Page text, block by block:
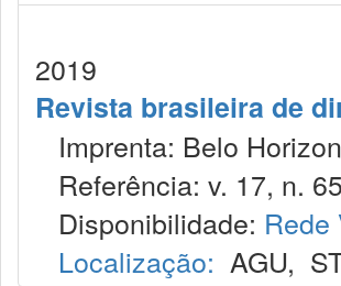
2019
Revista brasileira de
Imprenta: Belo
Referência: v. 17, n.
Disponibilidade:
Localização: AGU,